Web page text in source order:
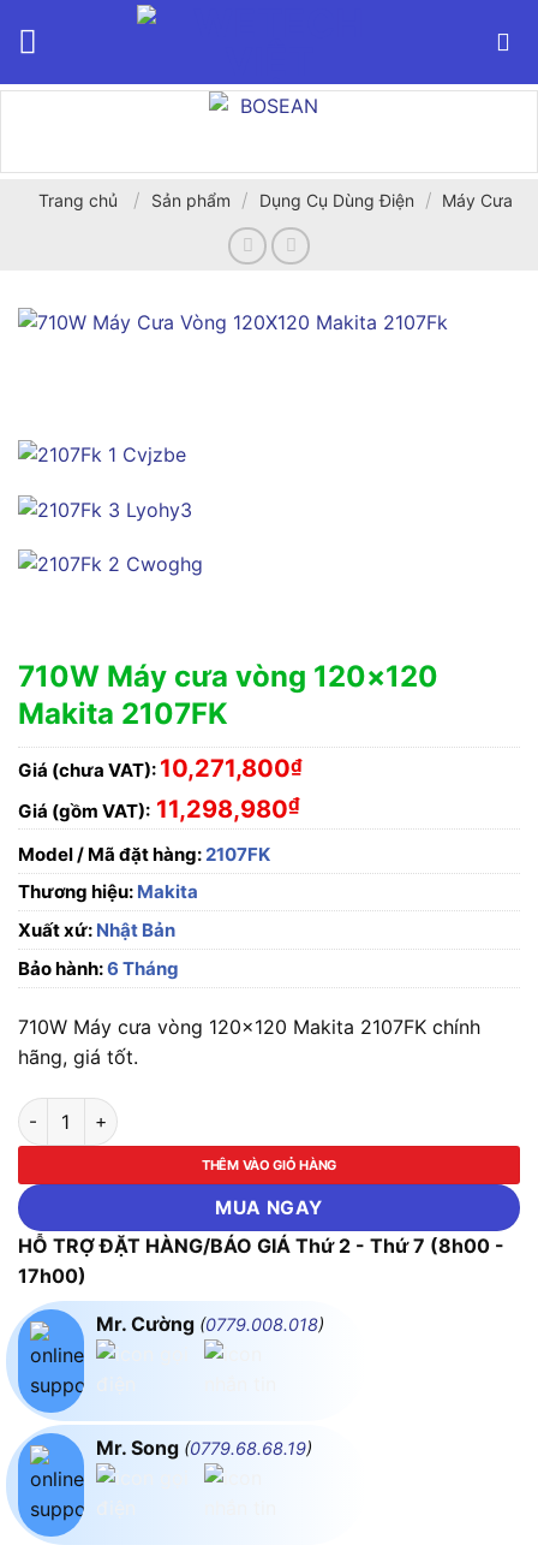
Trang chủ / Sản phẩm / Dụng Cụ Dùng Điện / Máy Cưa
710W Máy cưa vòng 120×120
Makita 2107FK
Giá (chưa VAT): 10,271,800₫
Giá (gồm VAT): 11,298,980₫
Model / Mã đặt hàng:2107FK
Thương hiệu: Makita
Xuất xứ: Nhật Bản
Bảo hành:6 Tháng
710W Máy cưa vòng 120×120 Makita 2107FK chính
hãng, giá tốt.
710W Máy cưa vòng 120x120 Makita 2107FK số lượng
THÊM VÀO GIỎ HÀNG
MUA NGAY
HỖ TRỢ ĐẶT HÀNG/BÁO GIÁ Thứ 2 - Thứ 7 (8h00 -
17h00)
Mr. Cường (0779.008.018)
Mr. Song (0779.68.68.19)